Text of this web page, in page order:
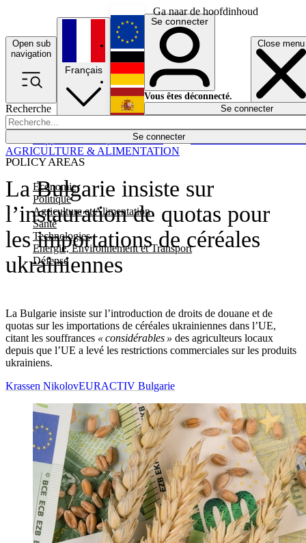
Ga naar de hoofdinhoud
Open sub
navigation
Close menu
Recherche
Se connecter
POLICY AREAS
Economie
Politique
Agriculture et Alimentation
Santé
Technologies
Energie, Environnement et Transport
Défense
Économie
Français
English
Deutsch
Español
Se connecter
Vous êtes déconnecté.
Se connecter
La Bulgarie insiste sur
l’instauration de quotas pour
les importations de céréales
ukrainiennes
La Bulgarie insiste sur l’introduction de droits de douane et de
quotas sur les importations de céréales ukrainiennes dans l’UE,
citant les souffrances « considérables » des agriculteurs locaux
depuis que l’UE a levé les restrictions commerciales sur les produits
ukrainiens.
AGRICULTURE & ALIMENTATION
Krassen NikolovEURACTIV Bulgarie